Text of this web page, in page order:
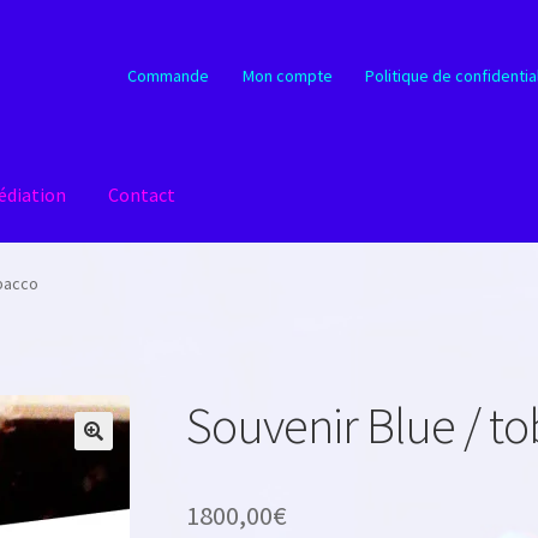
Commande Mon compte Politique de
Contact
Souvenir Blue /
1800,00€